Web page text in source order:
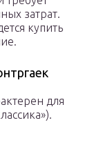
затрат.
купить
для